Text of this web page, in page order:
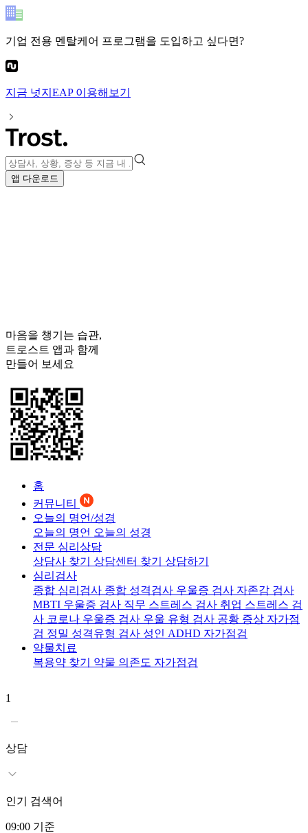
기업 전용 멘탈케어 프로그램을 도입하고 싶다면?
지금 넛지EAP이용해보기
앱 다운로드
마음을 챙기는 습관,
트로스트 앱과 함께
만들어 보세요
홈
커뮤니티
오늘의 명언/성경
오늘의 명언 오늘의 성경
전문 심리상담
상담사 찾기 상담센터 찾기 상담하기
심리검사
종합 심리검사 종합 성격검사 우울증 검사 자존감 검사
MBTI 우울증 검사 직무 스트레스 검사 취업 스트레스 검
사 코로나 우울증 검사 우울 유형 검사 공황 증상 자가점
검 정밀 성격유형 검사 성인 ADHD 자가점검
약물치료
복용약 찾기 약물 의존도 자가점검
1
상담
인기 검색어
09:00 기준